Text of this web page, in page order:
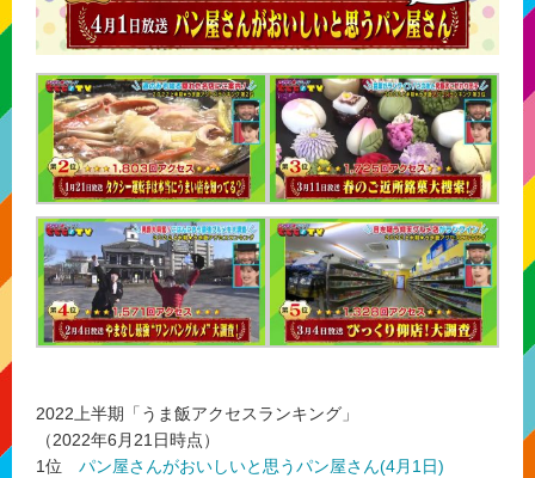
2022上半期「うま飯アクセスランキング」
（2022年6月21日時点）
1位 パン屋さんがおいしいと思うパン屋さん(4月1日)